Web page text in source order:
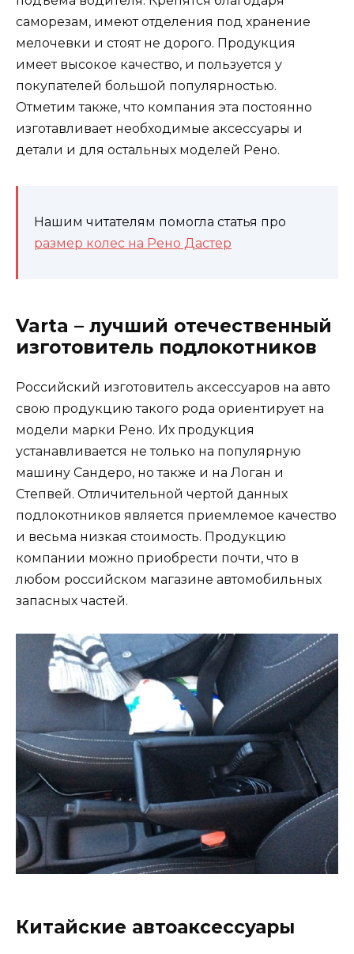
саморезам, имеют отделения под хранение
мелочевки и стоят не дорого. Продукция
имеет высокое качество, и пользуется у
покупателей большой популярностью.
Отметим также, что компания эта постоянно
изготавливает необходимые аксессуары и
детали и для остальных моделей Рено.
Нашим читателям помогла статья про
размер колес на Рено Дастер
Varta – лучший отечественный
изготовитель подлокотников
Российский изготовитель аксессуаров на авто
свою продукцию такого рода ориентирует на
модели марки Рено. Их продукция
устанавливается не только на популярную
машину Сандеро, но также и на Логан и
Степвей. Отличительной чертой данных
подлокотников является приемлемое качество
и весьма низкая стоимость. Продукцию
компании можно приобрести почти, что в
любом российском магазине автомобильных
запасных частей.
Китайские автоаксессуары